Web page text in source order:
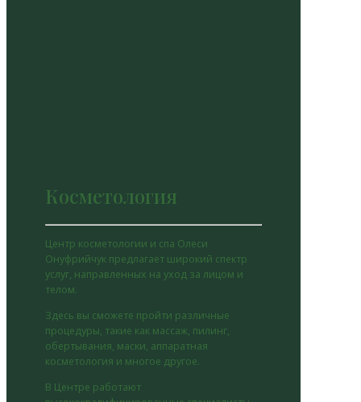
Косметология
Центр косметологии и спа Олеси
Онуфрийчук предлагает широкий спектр
услуг, направленных на уход за лицом и
телом.
Здесь вы сможете пройти различные
процедуры, такие как массаж, пилинг,
обертывания, маски, аппаратная
косметология и многое другое.
В Центре работают